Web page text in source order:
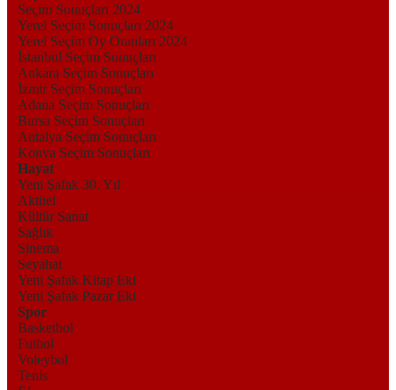
Seçim Sonuçları 2024
Yerel Seçim Sonuçları 2024
Yerel Seçim Oy Oranları 2024
İstanbul Seçim Sonuçları
Ankara Seçim Sonuçları
İzmir Seçim Sonuçları
Adana Seçim Sonuçları
Bursa Seçim Sonuçları
Antalya Seçim Sonuçları
Konya Seçim Sonuçları
Hayat
Yeni Şafak 30. Yıl
Aktüel
Kültür Sanat
Sağlık
Sinema
Seyahat
Yeni Şafak Kitap Eki
Yeni Şafak Pazar Eki
Spor
Basketbol
Futbol
Voleybol
Tenis